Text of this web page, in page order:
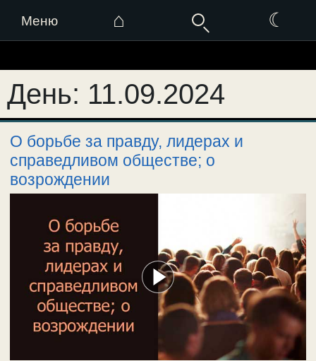
Меню ⌂ ☾
к
содержимому
День: 11.09.2024
О борьбе за правду, лидерах и
справедливом обществе; о
возрождении